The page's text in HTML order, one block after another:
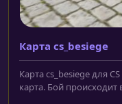
Карта cs_besiege
Карта cs_besiege для
карта. Бой